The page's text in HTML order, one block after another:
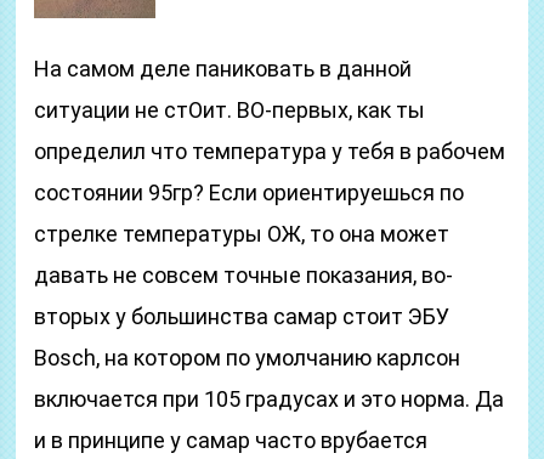
На самом деле паниковать в данной
ситуации не стОит. ВО-первых, как ты
определил что температура у тебя в рабочем
состоянии 95гр? Если ориентируешься по
стрелке температуры ОЖ, то она может
давать не совсем точные показания, во-
вторых у большинства самар стоит ЭБУ
Bosch, на котором по умолчанию карлсон
включается при 105 градусах и это норма. Да
и в принципе у самар часто врубается